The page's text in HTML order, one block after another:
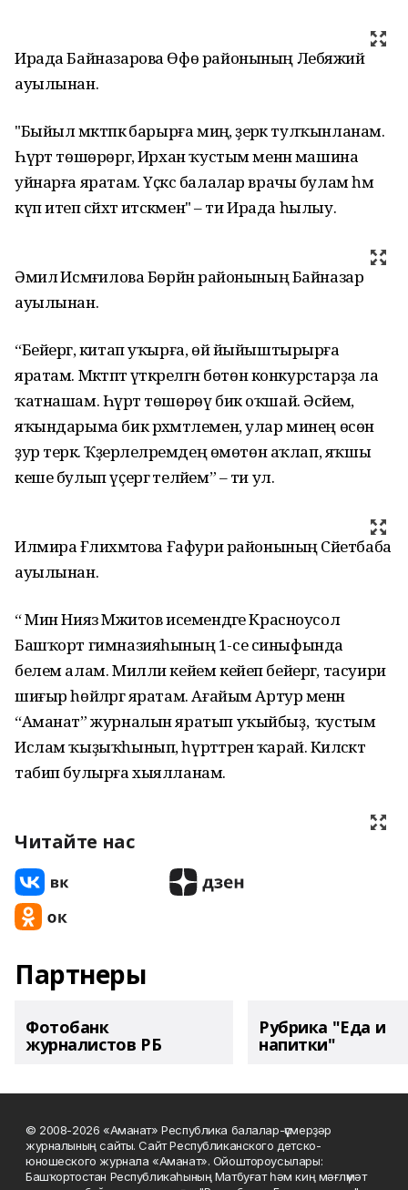
Ирада Байназарова Өфө районының Лебяжий
ауылынан.
"Быйыл мәктәпкә барырға миңә, әҙерәк тулҡынланам.
Һүрәт төшөрөргә, Ирхан ҡустым менән машина
уйнарға яратам. Үҫкәс балалар врачы булам һәм
күп итеп сәйәхәт итәсәкмен" – ти Ирада һылыу.
Әмилә Исмәғилова Бөрйән районының Байназар
ауылынан.
“Бейергә, китап уҡырға, өй йыйыштырырға
яратам. Мәктәптә үткәрелгән бөтөн конкурстарҙа ла
ҡатнашам. Һүрәт төшөрөү бик оҡшай. Әсәйемә,
яҡындарыма бик рәхмәтлемен, улар минең өсөн
ҙур терәк. Ҡәҙерлеләремдең өмөтөн аҡлап, яҡшы
кеше булып үҫергә теләйем” – ти ул.
Илмира Ғәлиәхмәтова Ғафури районының Сәйетбаба
ауылынан.
“ Мин Нияз Мәжитов исемендәге Красноусол
Башҡорт гимназияһының 1-се синыфында
белем алам. Милли кейем кейеп бейергә, тасуири
шиғыр һөйләргә яратам. Ағайым Артур менән
“Аманат” журналын яратып уҡыйбыҙ, ә ҡустым
Ислам ҡыҙыҡһынып, һүрәттәрен ҡарай. Киләсәктә
табип булырға хыялланам.
Читайте нас
Партнеры
Фотобанк
журналистов РБ
Рубрика "Еда и
напитки"
© 2008-2026 «Аманат» Республика балалар-үҫмерҙәр
журналының сайты. Сайт Республиканского детско-
юношеского журнала «Аманат». Ойоштороусылары:
Башҡортостан Республикаһының Матбуғат һәм киң мәғлүмәт